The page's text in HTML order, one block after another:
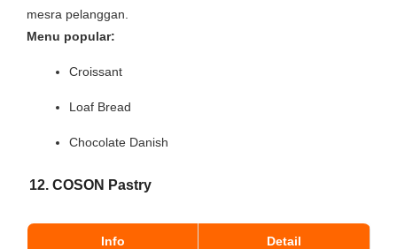
mesra pelanggan.
Menu popular:
Croissant
Loaf Bread
Chocolate Danish
12. COSON Pastry
Info Detail